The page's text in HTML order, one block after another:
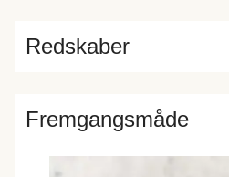
Redskaber
Fremgangsmåde